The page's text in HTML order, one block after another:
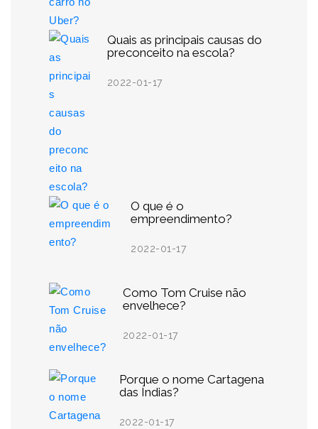
Quais as principais causas do
preconceito na escola?
2022-01-17
O que é o
empreendimento?
2022-01-17
Como Tom Cruise não
envelhece?
2022-01-17
Porque o nome Cartagena
das Índias?
2022-01-17